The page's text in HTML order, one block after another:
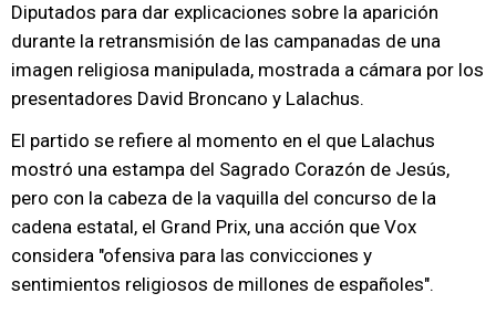
Diputados para dar explicaciones sobre la aparición
durante la retransmisión de las campanadas de una
imagen religiosa manipulada, mostrada a cámara por los
presentadores David Broncano y Lalachus.
El partido se refiere al momento en el que Lalachus
mostró una estampa del Sagrado Corazón de Jesús,
pero con la cabeza de la vaquilla del concurso de la
cadena estatal, el Grand Prix, una acción que Vox
considera "ofensiva para las convicciones y
sentimientos religiosos de millones de españoles".